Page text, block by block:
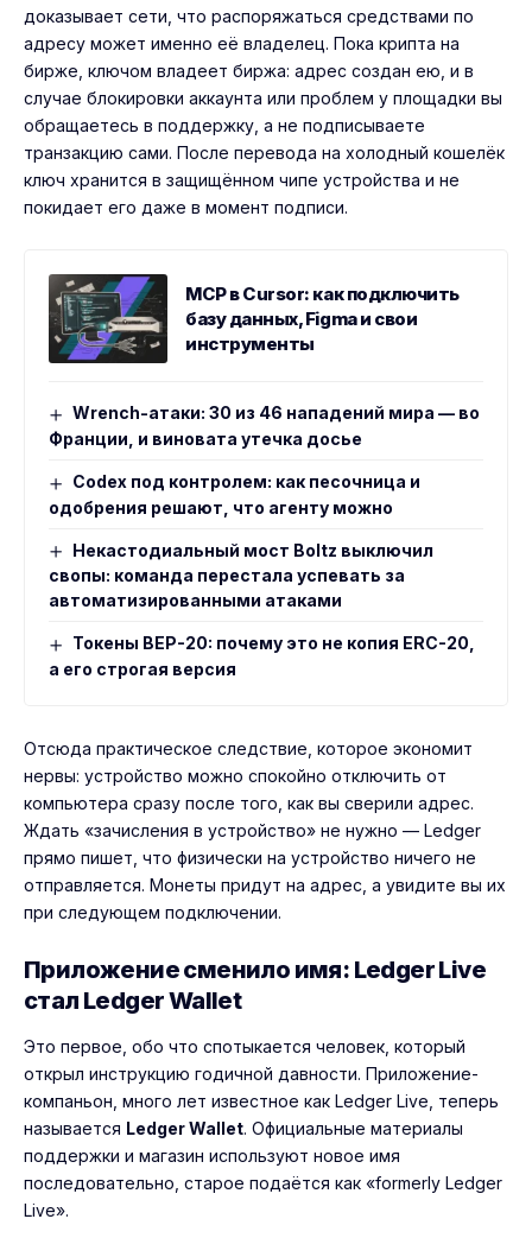
доказывает сети, что распоряжаться средствами по
адресу может именно её владелец. Пока крипта на
бирже, ключом владеет биржа: адрес создан ею, и в
случае блокировки аккаунта или проблем у площадки вы
обращаетесь в поддержку, а не подписываете
транзакцию сами. После перевода на холодный кошелёк
ключ хранится в защищённом чипе устройства и не
покидает его даже в момент подписи.
MCP в Cursor: как подключить
базу данных, Figma и свои
инструменты
Wrench-атаки: 30 из 46 нападений мира — во
Франции, и виновата утечка досье
Codex под контролем: как песочница и
одобрения решают, что агенту можно
Некастодиальный мост Boltz выключил
свопы: команда перестала успевать за
автоматизированными атаками
Токены BEP-20: почему это не копия ERC-20,
а его строгая версия
Отсюда практическое следствие, которое экономит
нервы: устройство можно спокойно отключить от
компьютера сразу после того, как вы сверили адрес.
Ждать «зачисления в устройство» не нужно — Ledger
прямо пишет, что физически на устройство ничего не
отправляется. Монеты придут на адрес, а увидите вы их
при следующем подключении.
Приложение сменило имя: Ledger Live
стал Ledger Wallet
Это первое, обо что спотыкается человек, который
открыл инструкцию годичной давности. Приложение-
компаньон, много лет известное как Ledger Live , теперь
называется Ledger Wallet. Официальные материалы
поддержки и магазин используют новое имя
последовательно, старое подаётся как «formerly Ledger
Live».